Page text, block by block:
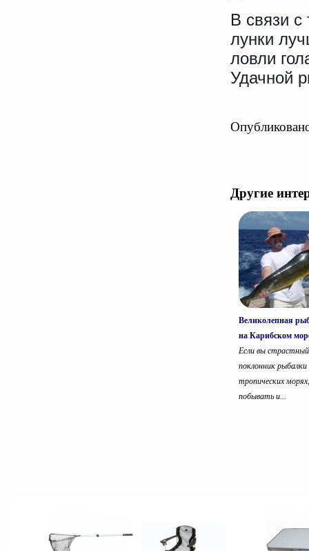
В связи с
лунки
ловли
Удачной
Другие
Великолепная
на Карибском
Если вы страстный
поклонник рыбалки
тропических
побывать и...